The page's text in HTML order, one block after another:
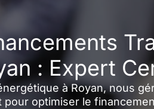
: Expert
à Royan, nous
pour optimiser le